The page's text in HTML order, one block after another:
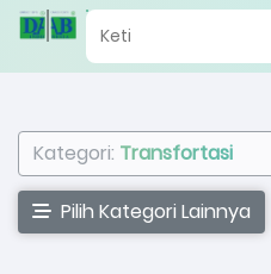
Kategori: Transfortasi
Pilih Kategori Lainnya